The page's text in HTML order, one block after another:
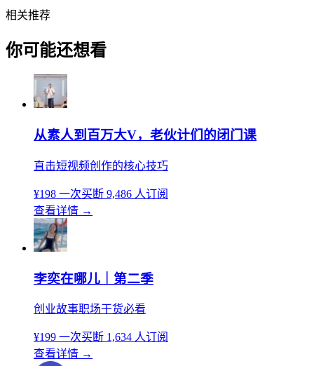
相关推荐
你可能还想看
从素人到百万大V，老伙计们的闭门课
直击短视频创作的核心技巧
¥198 一次买断 9,486 人订阅
查看详情 →
李奕在哪儿｜第二季
创业故事职场干货必看
¥199 一次买断 1,634 人订阅
查看详情 →